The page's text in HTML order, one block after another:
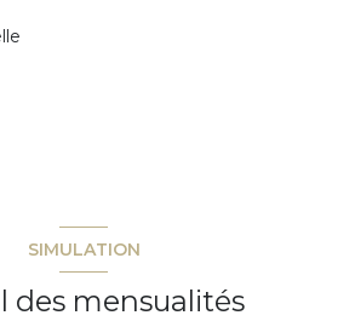
SIMULATION
des mensualités